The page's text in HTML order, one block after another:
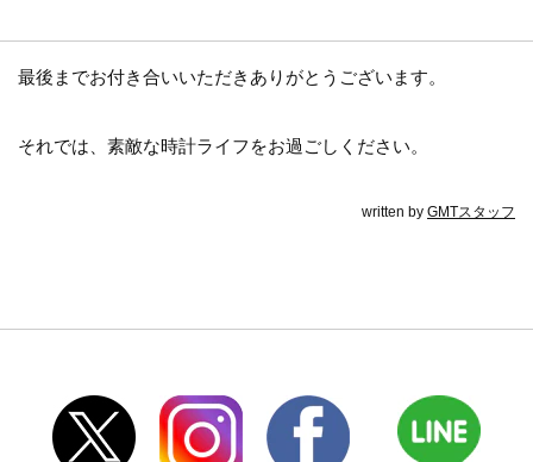
最後までお付き合いいただきありがとうございます。
それでは、素敵な時計ライフをお過ごしください。
written by GMTスタッフ